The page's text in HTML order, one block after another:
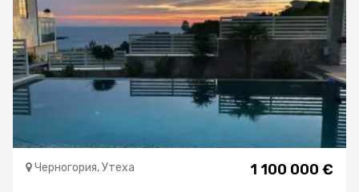
1 100 000 €
Черногория, Утеха